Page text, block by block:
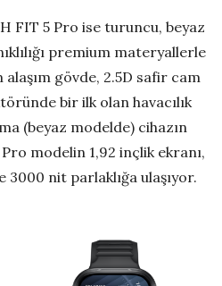
FIT 5 Pro ise turuncu, beyaz
premium materyallerle
gövde, 2.5D safir cam
bir ilk olan havacılık
(beyaz modelde) cihazın
modelin 1,92 inçlik ekranı,
3000 nit parlaklığa ulaşıyor.